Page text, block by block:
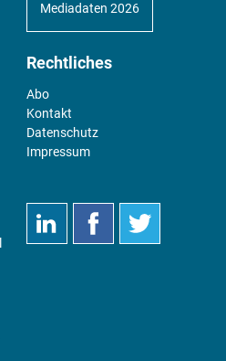
Mediadaten 2026
Rechtliches
Abo
Kontakt
Datenschutz
Impressum